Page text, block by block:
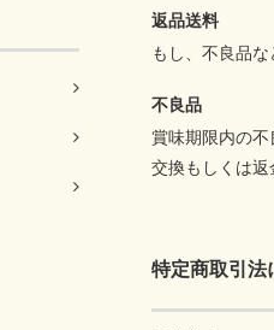
返品送料
もし、不良品
不良品
賞味期限内の不
交換もしくは返
特定商取引法